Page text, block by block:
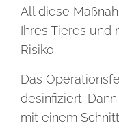
All diese
Ihres Tieres und
Risiko.
Das
desinfiziert.
mit einem